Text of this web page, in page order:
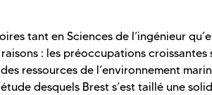
tant en Sciences de l’ingénieur
: les préoccupations croissantes
ressources de l’environnement
desquels Brest s’est taillé une